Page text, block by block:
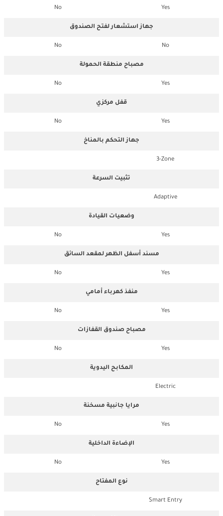
Yes
No
جهاز استشعار لفتح الصندوق
No
No
مصباح منطقة الحمولة
Yes
No
قفل مركزي
Yes
No
جهاز التحكم بالمناخ
3-Zone
تثبيت السرعة
Adaptive
وضعيات القيادة
Yes
No
مسند أسفل الظهر لمقعد السائق
Yes
No
منفذ كهرباء أمامي
Yes
No
مصباح صندوق القفازات
Yes
No
المكابح اليدوية
Electric
مرايا جانبية مسخنة
Yes
No
الإضاءة الداخلية
Yes
No
نوع المفتاح
Smart Entry